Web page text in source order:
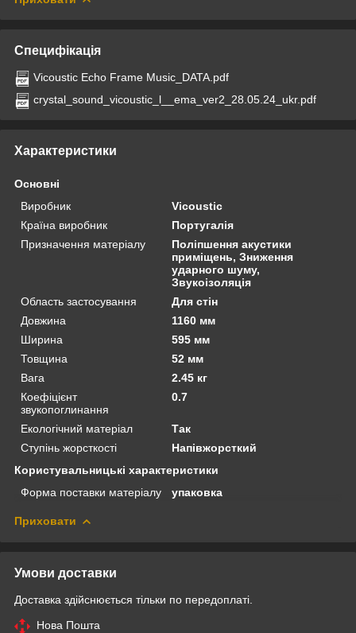
Специфікація
Vicoustic Echo Frame Music_DATA.pdf
crystal_sound_vicoustic_l__ema_ver2_28.05.24_ukr.pdf
Характеристики
Основні
Виробник
Vicoustic
Країна виробник
Португалія
Призначення матеріалу
Поліпшення акустики
приміщень, Зниження
ударного шуму,
Звукоізоляція
Область застосування
Для стін
Довжина
1160 мм
Ширина
595 мм
Товщина
52 мм
Вага
2.45 кг
Коефіцієнт
звукопоглинання
0.7
Екологічний матеріал
Так
Ступінь жорсткості
Напівжорсткий
Користувальницькі характеристики
Форма поставки матеріалу
упаковка
Приховати
Умови доставки
Доставка здійснюється тільки по передоплаті.
Нова Пошта